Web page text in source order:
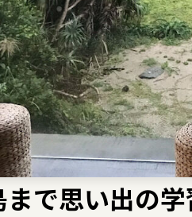
で思い出の